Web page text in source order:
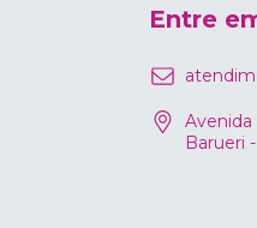
Entre
Avenida
Barueri